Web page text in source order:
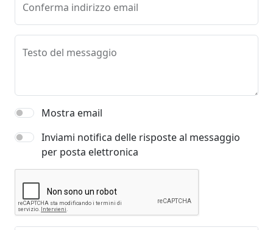
Conferma indirizzo email
Testo del messaggio
Mostra email
Inviami notifica delle risposte al messaggio
per posta elettronica